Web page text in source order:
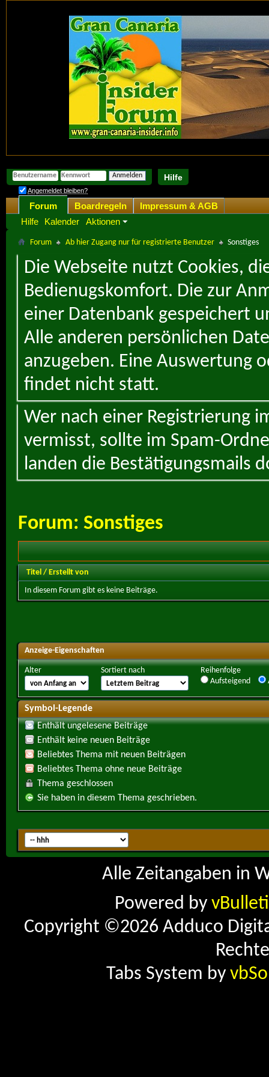
Hilfe
Angemeldet bleiben?
Forum
Hilfe
Kalender Aktionen
Boardregeln Impressum & AGB
Forum Ab hier Zugang nur für registrierte Benutzer Sonstiges
Die Webseite nutzt Cookies,
Bedienugskomfort. Die zur
einer Datenbank gespeichert
Alle anderen persönlichen
anzugeben. Eine Auswertung
findet nicht statt.
Wer nach einer Registrierung
vermisst, sollte im Spam-
landen die Bestätigungsmails
Forum: Sonstiges
Titel / Erstellt von
In diesem Forum gibt es keine Beiträge.
Anzeige-Eigenschaften
Alter Sortiert nach
Reihenfolge
Aufsteigend
Symbol-Legende
Enthält ungelesene Beiträge
Enthält keine neuen Beiträge
Beliebtes Thema mit neuen Beiträgen
Beliebtes Thema ohne neue Beiträge
Thema geschlossen
Sie haben in diesem Thema geschrieben.
Alle Zeitangaben in
Powered by
Copyright ©2026 Adduco
Tabs System by